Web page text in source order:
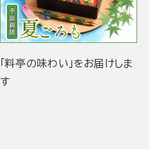
「料亭の味わい」をお届けしま
す